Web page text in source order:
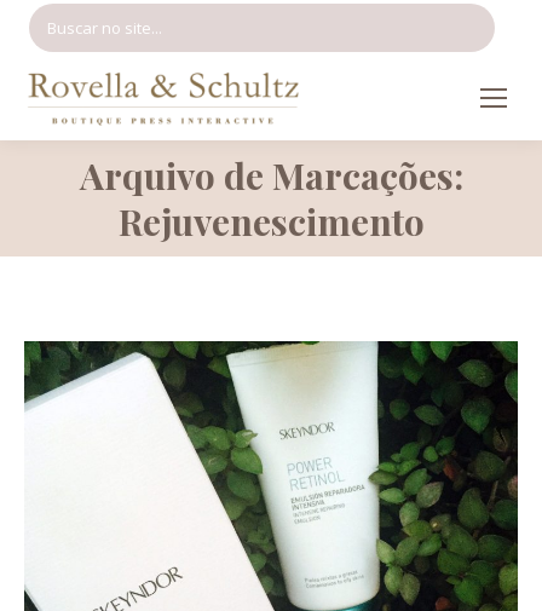
Arquivo de Marcações:
Rejuvenescimento
Você está aqui: